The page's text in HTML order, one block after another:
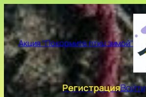
Перейти
к
содержимому
Акция "Покормите птиц зимой"
РегистрацияВойти